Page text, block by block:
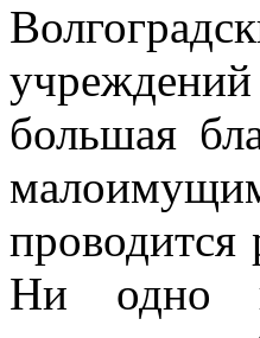
большая
проводится
Ни одно